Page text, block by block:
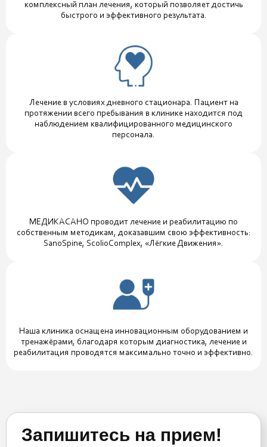
комплексный план лечения, который позволяет достичь
быстрого и эффективного результата.
Лечение в условиях дневного стационара. Пациент на
протяжении всего пребывания в клинике находится под
наблюдением квалифицированного медицинского
персонала.
МЕДИКАСАНО проводит лечение и реабилитацию по
собственным методикам, доказавшим свою эффективность:
SanoSpine, ScolioComplex, «Лёгкие Движения».
Наша клиника оснащена инновационным оборудованием и
тренажёрами, благодаря которым диагностика, лечение и
реабилитация проводятся максимально точно и эффективно.
Запишитесь на прием!